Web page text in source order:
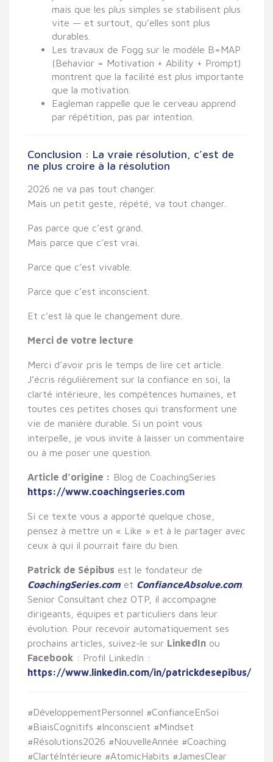
mais que les plus simples se stabilisent plus
vite — et surtout, qu’elles sont plus
durables.
Les travaux de Fogg sur le modèle B=MAP
(Behavior = Motivation + Ability + Prompt)
montrent que la facilité est plus importante
que la motivation
Eagleman rappelle que le cerveau apprend
par répétition, pas par intention
Conclusion : La vraie résolution, c’est de
ne plus croire à la résolution
2026 ne va pas tout changer.
Mais un petit geste, répété, va tout changer.
Pas parce que c’est grand.
Mais parce que c’est vrai
Parce que c’est vivable
Parce que c’est inconscient
Et c’est là que le changement dure.
Merci de votre lecture
Merci d’avoir pris le temps de lire cet article.
J’écris régulièrement sur la confiance en soi, la
clarté intérieure, les compétences humaines, et
toutes ces petites choses qui transforment une
vie de manière durable. Si un point vous
interpelle, je vous invite à laisser un commentaire
ou à me poser une question.
Article d’origine : Blog de CoachingSeries
https://www.coachingseries.com
Si ce texte vous a apporté quelque chose,
pensez à mettre un « Like » et à le partager avec
ceux à qui il pourrait faire du bien.
Patrick de Sépibus est le fondateur de
CoachingSeries.com et ConfianceAbsolue.com
Senior Consultant chez OTP, il accompagne
dirigeants, équipes et particuliers dans leur
évolution. Pour recevoir automatiquement ses
prochains articles, suivez-le sur LinkedIn ou
Facebook : Profil LinkedIn :
https://www.linkedin.com/in/patrickdesepibus/
#DéveloppementPersonnel #ConfianceEnSoi
#BiaisCognitifs #Inconscient #Mindset
#Résolutions2026 #NouvelleAnnée #Coaching
#ClartéIntérieure #AtomicHabits #JamesClear